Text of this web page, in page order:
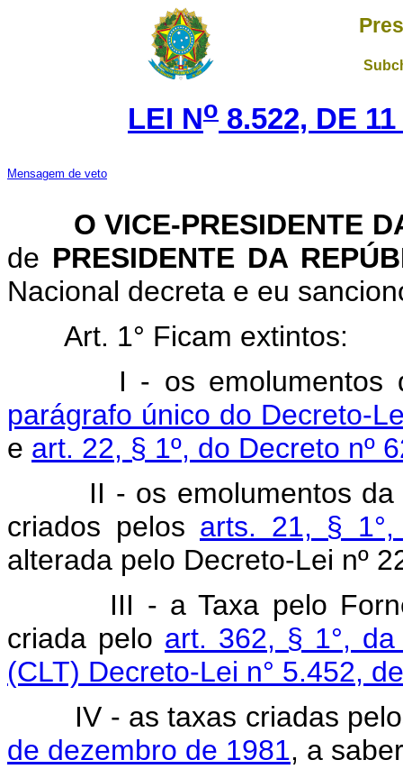
LEI No 8.522, DE
Mensagem de veto
O VICE-PRESIDENTE
de PRESIDENTE DA
Nacional decreta e eu
Art. 1° Ficam extintos:
I - os emolumentos
parágrafo único do Decreto-
e art. 22, § 1º, do Decreto nº
II - os emolumentos
criados pelos arts. 21, § 1°,
alterada pelo Decreto-Lei nº
III - a Taxa pelo
criada pelo art. 362, § 1°,
(CLT) Decreto-Lei n° 5.452,
IV - as taxas criadas
de dezembro de 1981, a